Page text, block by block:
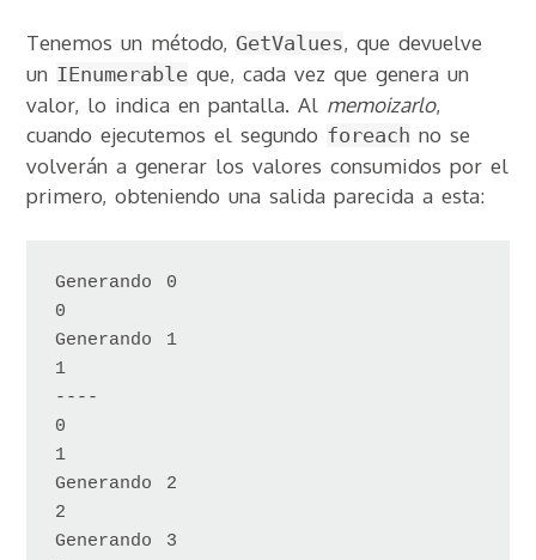
Tenemos un método, GetValues, que devuelve
un IEnumerable que, cada vez que genera un
valor, lo indica en pantalla. Al memoizarlo,
cuando ejecutemos el segundo foreach no se
volverán a generar los valores consumidos por el
primero, obteniendo una salida parecida a esta:
Generando 0
0
Generando 1
1
----
0
1
Generando 2
2
Generando 3